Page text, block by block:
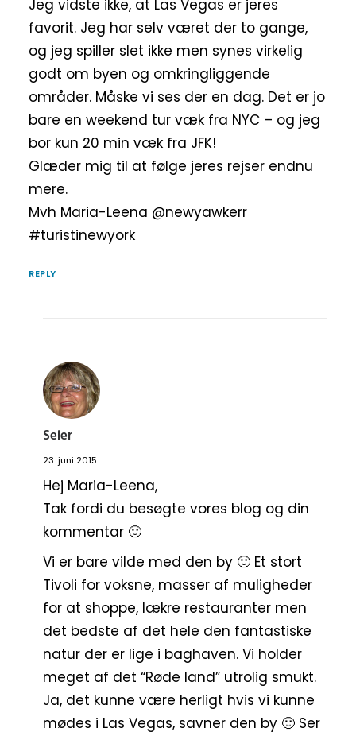
Jeg vidste ikke, at Las Vegas er jeres
favorit. Jeg har selv været der to gange,
og jeg spiller slet ikke men synes virkelig
godt om byen og omkringliggende
områder. Måske vi ses der en dag. Det er jo
bare en weekend tur væk fra NYC – og jeg
bor kun 20 min væk fra JFK!
Glæder mig til at følge jeres rejser endnu
mere.
Mvh Maria-Leena @newyawkerr
#turistinewyork
REPLY
Seier
23. juni 2015
Hej Maria-Leena,
Tak fordi du besøgte vores blog og din
kommentar 🙂
Vi er bare vilde med den by 🙂 Et stort
Tivoli for voksne, masser af muligheder
for at shoppe, lækre restauranter men
det bedste af det hele den fantastiske
natur der er lige i baghaven. Vi holder
meget af det “Røde land” utrolig smukt.
Ja, det kunne være herligt hvis vi kunne
mødes i Las Vegas, savner den by 🙂 Ser